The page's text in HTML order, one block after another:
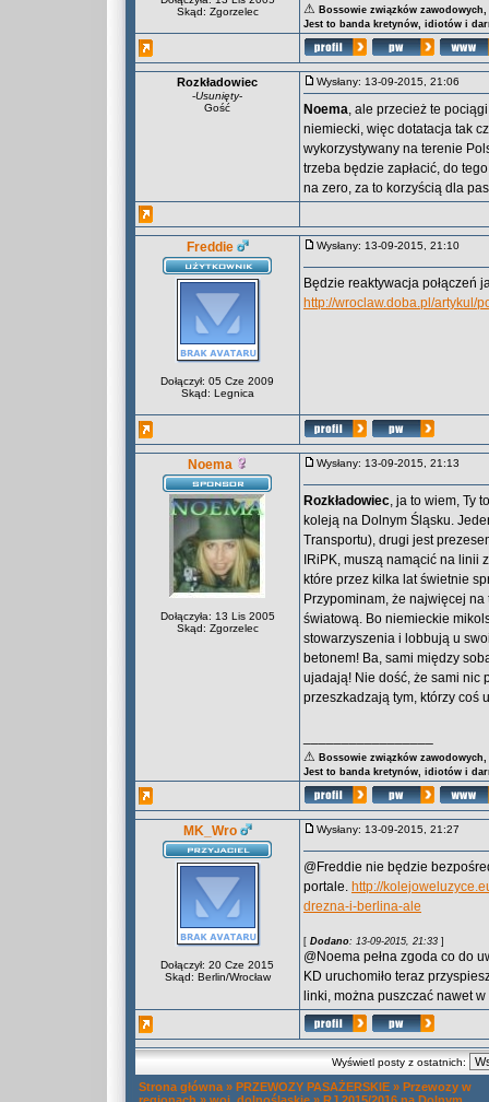
Skąd: Zgorzelec
⚠ Bossowie związków
Jest to banda kretynów, idiotów i
Rozkładowiec
-Usunięty-
Gość
Wysłany: 13-09-2015, 21:06
Noema, ale przecież te
niemiecki, więc dotatacja tak
wykorzystywany na terenie
trzeba będzie zapłacić, do
na zero, za to korzyścią dla
Freddie
Dołączył: 05 Cze 2009
Skąd: Legnica
Wysłany: 13-09-2015, 21:10
Będzie reaktywacja połączeń
http://wroclaw.doba.pl/artykul/
Noema
Dołączyła: 13 Lis 2005
Skąd: Zgorzelec
Wysłany: 13-09-2015, 21:13
Rozkładowiec, ja to wiem, Ty
koleją na Dolnym Śląsku.
Transportu), drugi jest
IRiPK, muszą namącić na linii
które przez kilka lat świetnie
Przypominam, że najwięcej
światową. Bo niemieckie
stowarzyszenia i lobbują u
betonem! Ba, sami między
ujadają! Nie dość, że sami nic
przeszkadzają tym, którzy coś
⚠ Bossowie związków
Jest to banda kretynów, idiotów i
MK_Wro
Dołączył: 20 Cze 2015
Skąd: Berlin/Wrocław
Wysłany: 13-09-2015, 21:27
@Freddie nie będzie
portale. http://
drezna-i-berlina-ale
[ Dodano: 13-09-2015, 21:33 ]
@Noema pełna zgoda co do
KD uruchomiło teraz
linki, można puszczać nawet
Wyświetl posty z ostatnich:
Strona główna » PRZEWOZY PASAŻERSKIE » Przewozy w